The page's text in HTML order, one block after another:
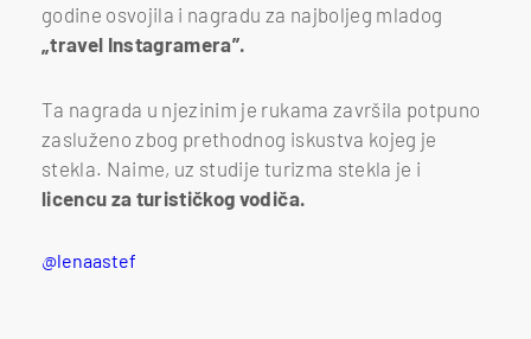
godine osvojila i nagradu za najboljeg mladog
„travel Instagramera”.
Ta nagrada u njezinim je rukama završila potpuno
zasluženo zbog prethodnog iskustva kojeg je
stekla. Naime, uz studije turizma stekla je i
licencu za turističkog vodiča.
@lenaastef